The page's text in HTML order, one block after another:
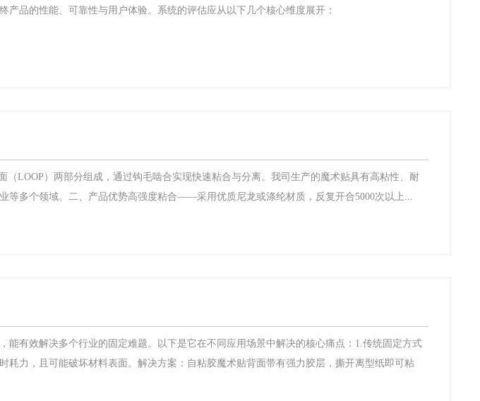
品的性能、可靠性与用户体验。系统的评估应从以下几个核心维度展开：
LOOP）两部分组成，通过钩毛啮合实现快速粘合与分离。我司生产的魔术贴具有高粘性、耐
等多个领域。二、产品优势高强度粘合——采用优质尼龙或涤纶材质，反复开合5000次以上...
能有效解决多个行业的固定难题。以下是它在不同应用场景中解决的核心痛点：1.传统固定方式
力，且可能破坏材料表面。解决方案：自粘胶魔术贴背面带有强力胶层，撕开离型纸即可粘